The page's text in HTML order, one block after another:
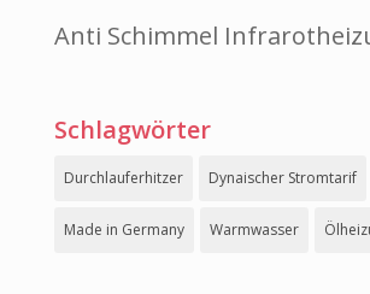
Anti Schimmel
Schlagwörter
Durchlauferhitzer Dynaischer Stromtarif
Made in Germany Warmwasser